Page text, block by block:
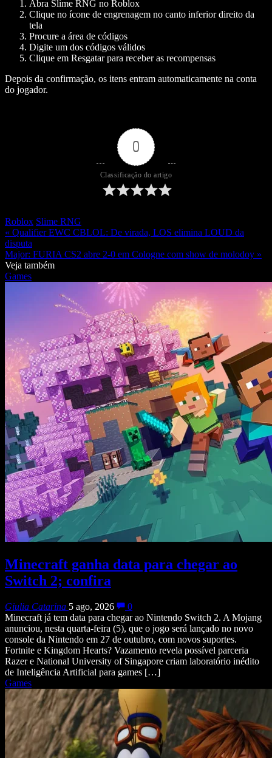
Abra Slime RNG no Roblox
Clique no ícone de engrenagem no canto inferior direito da
tela
Procure a área de códigos
Digite um dos códigos válidos
Clique em Resgatar para receber as recompensas
Depois da confirmação, os itens entram automaticamente na conta
do jogador.
0
Classificação do artigo
Roblox Slime RNG
« Qualifier EWC CBLOL: De virada, LOS elimina LOUD da
disputa
Major: FURIA CS2 abre 2-0 em Cologne com show de molodoy »
Veja também
Games
Minecraft ganha data para chegar ao
Switch 2; confira
Giulia Catarina 5 ago, 2026
0
Minecraft já tem data para chegar ao Nintendo Switch 2. A Mojang
anunciou, nesta quarta-feira (5), que o jogo será lançado no novo
console da Nintendo em 27 de outubro, com novos suportes.
Fortnite e Kingdom Hearts? Vazamento revela possível parceria
Razer e National University of Singapore criam laboratório inédito
de Inteligência Artificial para games […]
Games